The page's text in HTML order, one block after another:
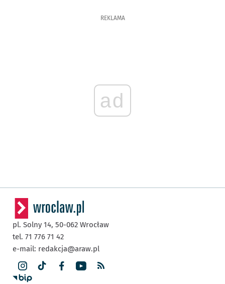
REKLAMA
ad
pl. Solny 14, 50-062 Wrocław
tel. 71 776 71 42
e-mail: redakcja@araw.pl